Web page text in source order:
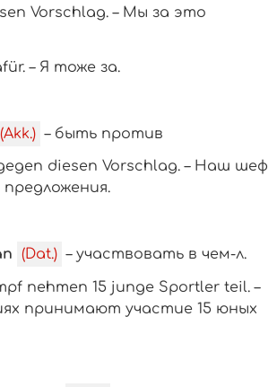
Vorschlag. – Мы за это
– Я тоже за.
(Akk.) – быть против
diesen Vorschlag. – Наш шеф
(Dat.) – участвовать в чем-л.
nehmen 15 junge Sportler teil. –
принимают участие 15 юных